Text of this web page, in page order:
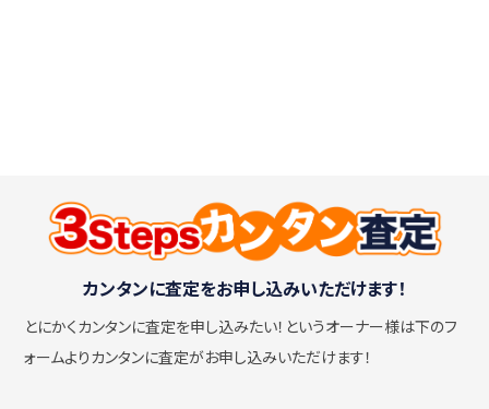
カンタンに査定をお申し込みいただけます！
とにかくカンタンに査定を申し込みたい！ というオーナー様は下のフ
ォームよりカンタンに査定がお申し込みいただけます！